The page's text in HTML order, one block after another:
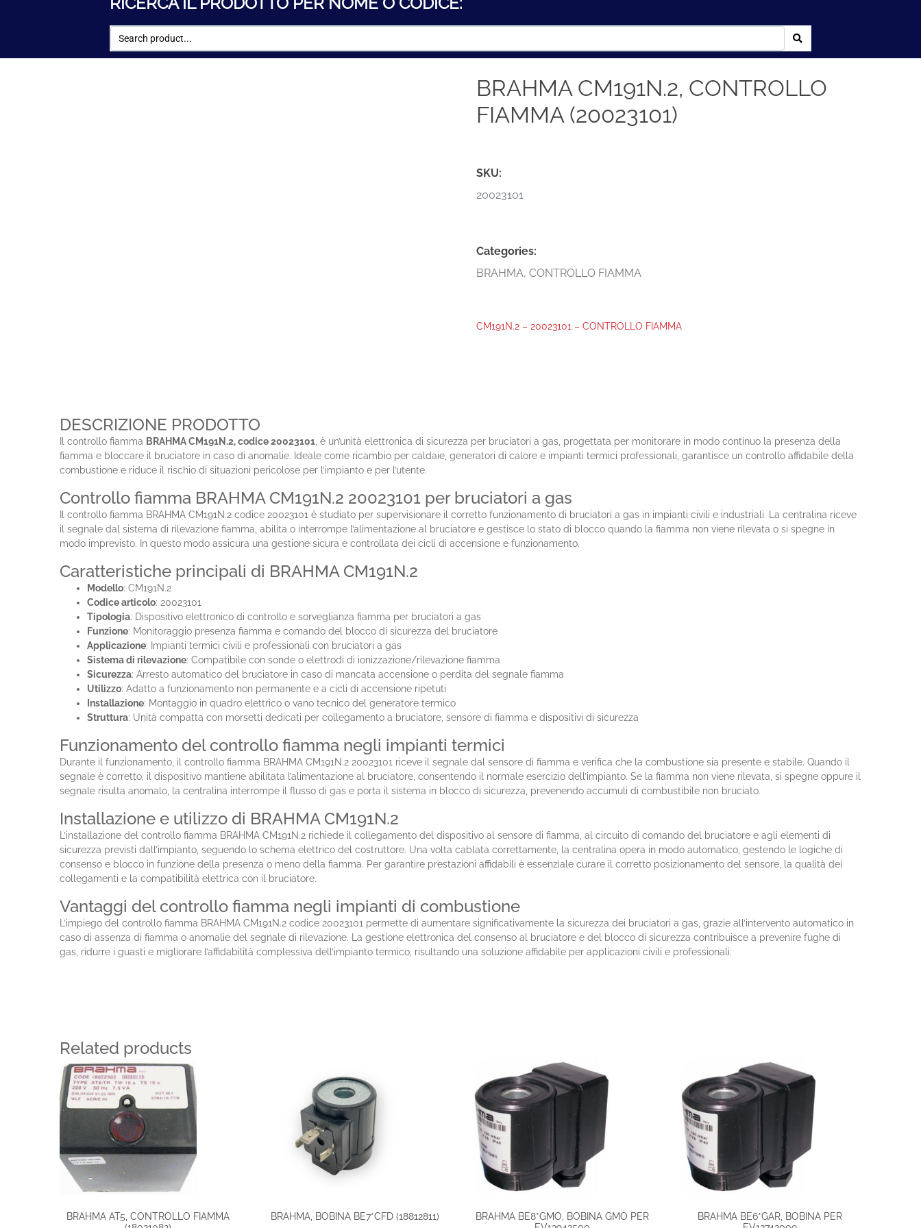
BRAHMA CM191N.2, CONTROLLO
FIAMMA (20023101)
SKU:
20023101
Categories:
BRAHMA,CONTROLLO FIAMMA
CM191N.2 – 20023101 – CONTROLLO FIAMMA
DESCRIZIONE PRODOTTO
Il controllo fiamma BRAHMA CM191N.2, codice 20023101 , è un’unità elettronica di sicurezza per bruciatori a gas, progettata per monitorare in modo continuo la presenza della
fiamma e bloccare il bruciatore in caso di anomalie. Ideale come ricambio per caldaie, generatori di calore e impianti termici professionali, garantisce un controllo affidabile della
combustione e riduce il rischio di situazioni pericolose per l’impianto e per l’utente.
Controllo fiamma BRAHMA CM191N.2 20023101 per bruciatori a gas
Il controllo fiamma BRAHMA CM191N.2 codice 20023101 è studiato per supervisionare il corretto funzionamento di bruciatori a gas in impianti civili e industriali. La centralina riceve
il segnale dal sistema di rilevazione fiamma, abilita o interrompe l’alimentazione al bruciatore e gestisce lo stato di blocco quando la fiamma non viene rilevata o si spegne in
modo imprevisto. In questo modo assicura una gestione sicura e controllata dei cicli di accensione e funzionamento.
Caratteristiche principali di BRAHMA CM191N.2
Modello: CM191N.2
Codice articolo: 20023101
Tipologia: Dispositivo elettronico di controllo e sorveglianza fiamma per bruciatori a gas
Funzione: Monitoraggio presenza fiamma e comando del blocco di sicurezza del bruciatore
Applicazione: Impianti termici civili e professionali con bruciatori a gas
Sistema di rilevazione: Compatibile con sonde o elettrodi di ionizzazione/rilevazione fiamma
Sicurezza: Arresto automatico del bruciatore in caso di mancata accensione o perdita del segnale fiamma
Utilizzo: Adatto a funzionamento non permanente e a cicli di accensione ripetuti
Installazione: Montaggio in quadro elettrico o vano tecnico del generatore termico
Struttura: Unità compatta con morsetti dedicati per collegamento a bruciatore, sensore di fiamma e dispositivi di sicurezza
Funzionamento del controllo fiamma negli impianti termici
Durante il funzionamento, il controllo fiamma BRAHMA CM191N.2 20023101 riceve il segnale dal sensore di fiamma e verifica che la combustione sia presente e stabile. Quando il
segnale è corretto, il dispositivo mantiene abilitata l’alimentazione al bruciatore, consentendo il normale esercizio dell’impianto. Se la fiamma non viene rilevata, si spegne oppure il
segnale risulta anomalo, la centralina interrompe il flusso di gas e porta il sistema in blocco di sicurezza, prevenendo accumuli di combustibile non bruciato.
Installazione e utilizzo di BRAHMA CM191N.2
L’installazione del controllo fiamma BRAHMA CM191N.2 richiede il collegamento del dispositivo al sensore di fiamma, al circuito di comando del bruciatore e agli elementi di
sicurezza previsti dall’impianto, seguendo lo schema elettrico del costruttore. Una volta cablata correttamente, la centralina opera in modo automatico, gestendo le logiche di
consenso e blocco in funzione della presenza o meno della fiamma. Per garantire prestazioni affidabili è essenziale curare il corretto posizionamento del sensore, la qualità dei
collegamenti e la compatibilità elettrica con il bruciatore.
Vantaggi del controllo fiamma negli impianti di combustione
L’impiego del controllo fiamma BRAHMA CM191N.2 codice 20023101 permette di aumentare significativamente la sicurezza dei bruciatori a gas, grazie all’intervento automatico in
caso di assenza di fiamma o anomalie del segnale di rilevazione. La gestione elettronica del consenso al bruciatore e del blocco di sicurezza contribuisce a prevenire fughe di
gas, ridurre i guasti e migliorare l’affidabilità complessiva dell’impianto termico, risultando una soluzione affidabile per applicazioni civili e professionali.
Related products
BRAHMA AT5, CONTROLLO FIAMMA
BRAHMA, BOBINA BE7*CFD (18812811)
BRAHMA BE8*GMO, BOBINA GMO PER
BRAHMA BE6*GAR, BOBINA PER